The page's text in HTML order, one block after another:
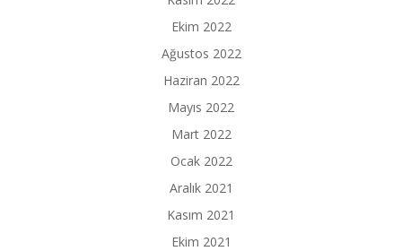
Ekim 2022
Ağustos 2022
Haziran 2022
Mayıs 2022
Mart 2022
Ocak 2022
Aralık 2021
Kasım 2021
Ekim 2021